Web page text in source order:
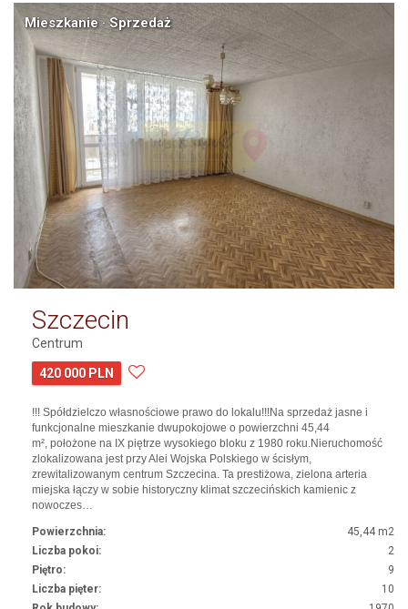
Mieszkanie · Sprzedaż
Szczecin
Centrum
420 000 PLN
!!! Spółdzielczo własnościowe prawo do lokalu!!!Na sprzedaż jasne i
funkcjonalne mieszkanie dwupokojowe o powierzchni 45,44
m², położone na IX piętrze wysokiego bloku z 1980 roku.Nieruchomość
zlokalizowana jest przy Alei Wojska Polskiego w ścisłym,
zrewitalizowanym centrum Szczecina. Ta prestiżowa, zielona arteria
miejska łączy w sobie historyczny klimat szczecińskich kamienic z
nowoczes…
Powierzchnia:
45,44 m2
Liczba pokoi:
2
Piętro:
9
Liczba pięter:
10